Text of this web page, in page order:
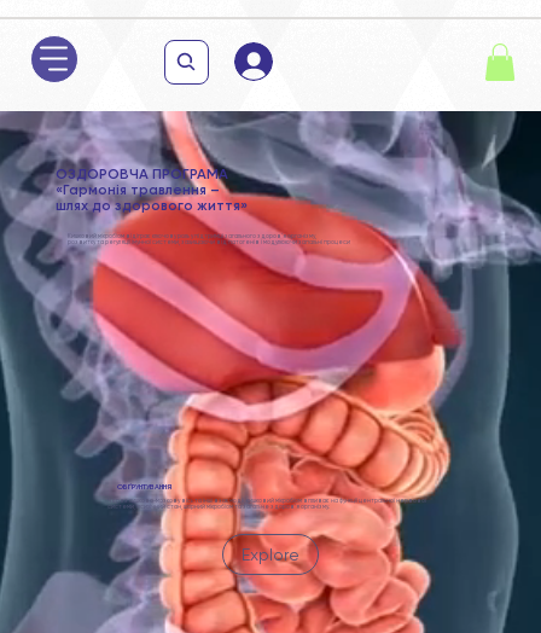
ОЗДОРОВЧА ПРОГРАМА
«Гармонія травлення –
шлях до здорового життя»
Кишковий мікробіом відіграє ключову роль у підтримці загального здоров'я організму,
розвитку та регуляції імунної системи, захищаючи від патогенів і модулюючи запальні процеси
ОБҐРУНТУВАННЯ
Через кишково-мозкову вісь та інші взаємодії, кишковий мікробіом впливає на функції центральної нервової
системи, психічний стан, шкірний мікробіом та загальне здоров'я організму.
Explore